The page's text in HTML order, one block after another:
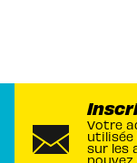
Votre
utilisée
sur les